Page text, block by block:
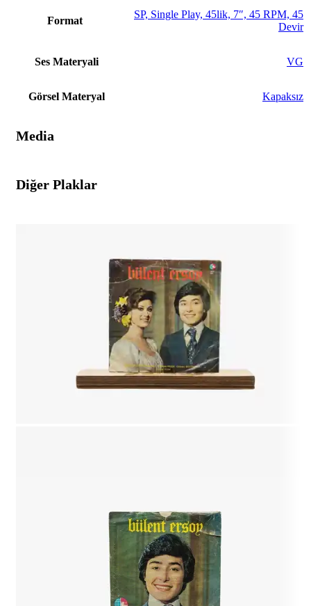
Format
SP, Single Play, 45lik, 7″, 45 RPM, 45
Devir
Ses Materyali VG
Görsel Materyal Kapaksız
Media
Diğer Plaklar